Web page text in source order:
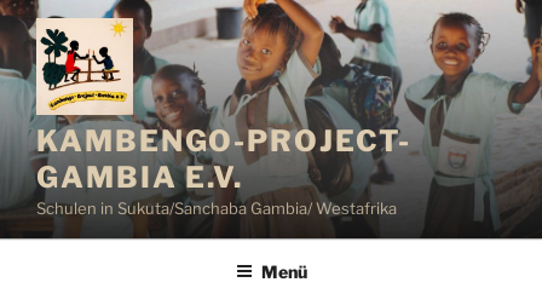
Zum
Inhalt
springen
KAMBENGO-PROJECT-
GAMBIA E.V.
Schulen in Sukuta/Sanchaba Gambia/ Westafrika
Menü